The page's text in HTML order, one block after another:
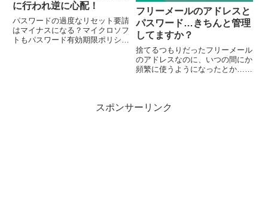
に行われ逆に心配！
パスワードの過度なリセット要請
はマイナスになる？マイクロソフ
トもパスワード有効期限ポリシー
フリーメールのアドレスと
パスワード…きちんと管理
してますか？
捨てるつもりだったフリーメール
のアドレスなのに、いつの間にか
頻繁に使うようになったとか…。
れることもあり、そのアドレスで
スポンサーリンク